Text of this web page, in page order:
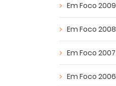
Em Foco 2009
Em Foco 2008
Em Foco 2007
Em Foco 2006